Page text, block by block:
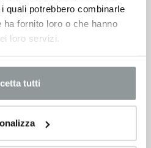
quali potrebbero combinarle
fornito loro o che hanno
loro servizi.
tutti